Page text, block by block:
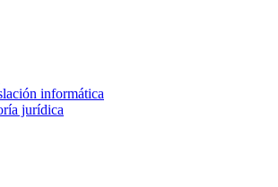
informática
jurídica